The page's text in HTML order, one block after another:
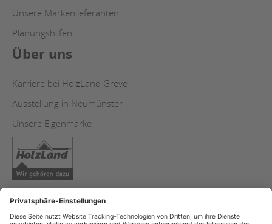
Unsere Markenlieferanten
Planungshilfen
Über uns
Karriere bei HolzLand Greve
Ausstellung in Neumünster
Unsere Eigenmarke